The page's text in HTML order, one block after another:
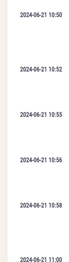
2024-06-21 10:50
2024-06-21 10:52
2024-06-21 10:55
2024-06-21 10:56
2024-06-21 10:58
2024-06-21 11:00